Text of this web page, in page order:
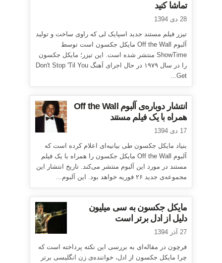
تماشا کنید
28 دی 1394
تیزر فیلم مستند جدید اسپایک لی که راوی ساخت و تولید
آلبوم Off the Wall مایکل جکسون است توسط
ShowTime منتشر شده است. این تیزر؛ مایکل جکسون
را در سال ۱۹۷۹ در حال اجرای آهنگ Don't Stop 'Til You
Get...
انتشار دوباره‌ی آلبوم Off the Wall
همراه با یک فیلم مستند
17 دی 1394
بنیاد مایکل جکسون طی بیانیه‌ای اعلام کرده است که
آلبوم Off the Wall مایکل جکسون را همراه با یک فیلم
مستند در مورد این آلبوم منتشر می‌کند. تاریخ انتشار این
مجموعه‌ی جدید ۲۶ فوریه خواهد بود. این آلبوم...
مایکل جکسون به سی میلیون
دلیل از ادل برتر است
27 آذر 1394
فرچون در مقاله‌ای به بررسی این نکته پرداخته است که
چرا مایکل جکسون از ادل، خواننده‌ی زن انگلیسی برتر